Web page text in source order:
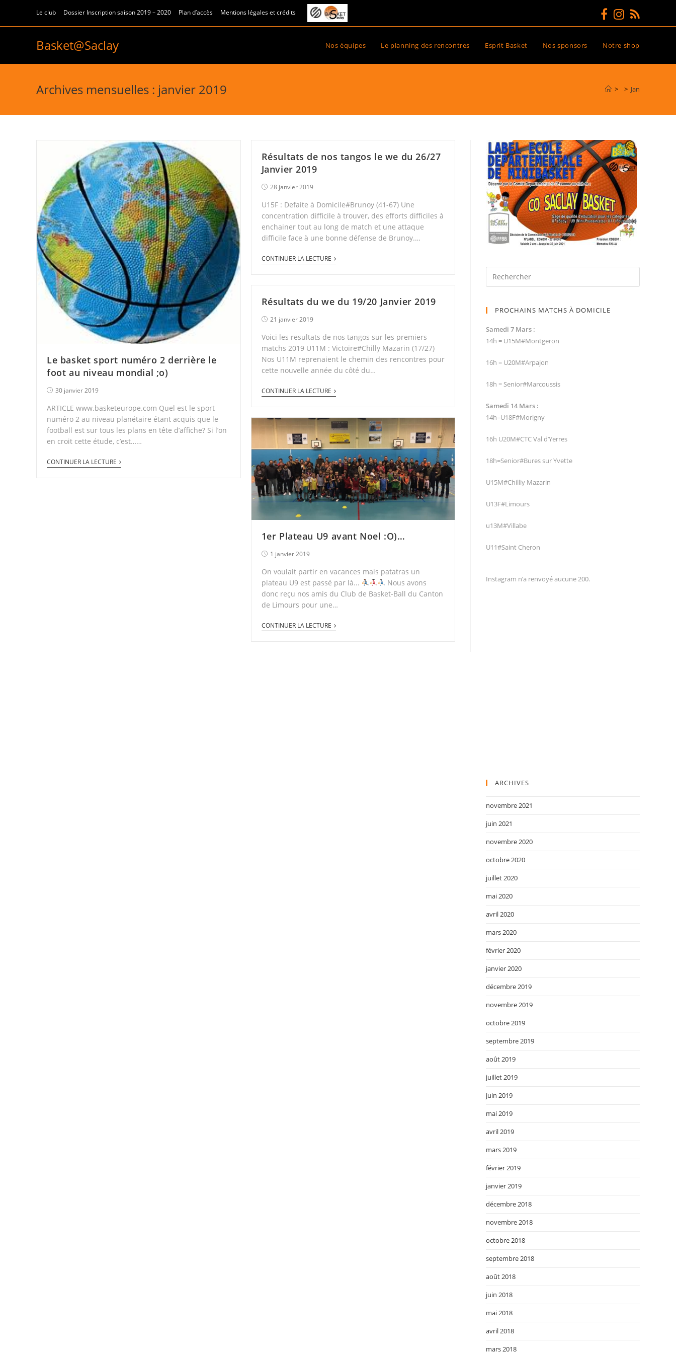
Le club Dossier Inscription saison 2019 – 2020 Plan d’accès Mentions légales et crédits
Basket@Saclay Nos équipes Le planning des rencontres Esprit Basket Nos sponsors Notre shop
Archives mensuelles : janvier 2019 > > Jan
Le basket sport numéro 2 derrière le
foot au niveau mondial ;o)
30 janvier 2019
ARTICLE www.basketeurope.com Quel est le sport
numéro 2 au niveau planétaire étant acquis que le
football est sur tous les plans en tête d’affiche? Si l’on
en croit cette étude, c’est……
CONTINUER LA LECTURE
Résultats de nos tangos le we du 26/27
Janvier 2019
28 janvier 2019
U15F : Defaite à Domicile#Brunoy (41-67) Une
concentration difficile à trouver, des efforts difficiles à
enchainer tout au long de match et une attaque
difficile face à une bonne défense de Brunoy.…
CONTINUER LA LECTURE
Résultats du we du 19/20 Janvier 2019
21 janvier 2019
Voici les resultats de nos tangos sur les premiers
matchs 2019 U11M : Victoire#Chilly Mazarin (17/27)
Nos U11M reprenaient le chemin des rencontres pour
cette nouvelle année du côté du…
CONTINUER LA LECTURE
1er Plateau U9 avant Noel :O)…
1 janvier 2019
On voulait partir en vacances mais patatras un
plateau U9 est passé par là...
Nous avons
donc reçu nos amis du Club de Basket-Ball du Canton
de Limours pour une…
CONTINUER LA LECTURE
PROCHAINS MATCHS À DOMICILE
Samedi 7 Mars :
14h = U15M#Montgeron
16h = U20M#Arpajon
18h = Senior#Marcoussis
Samedi 14 Mars :
14h=U18F#Morigny
16h U20M#CTC Val d’Yerres
18h=Senior#Bures sur Yvette
U15M#Chilliy Mazarin
U13F#Limours
u13M#Villabe
U11#Saint Cheron
Instagram n’a renvoyé aucune 200.
ARCHIVES
novembre 2021
juin 2021
novembre 2020
octobre 2020
juillet 2020
mai 2020
avril 2020
mars 2020
février 2020
janvier 2020
décembre 2019
novembre 2019
octobre 2019
septembre 2019
août 2019
juillet 2019
juin 2019
mai 2019
avril 2019
mars 2019
février 2019
janvier 2019
décembre 2018
novembre 2018
octobre 2018
septembre 2018
août 2018
juin 2018
mai 2018
avril 2018
mars 2018